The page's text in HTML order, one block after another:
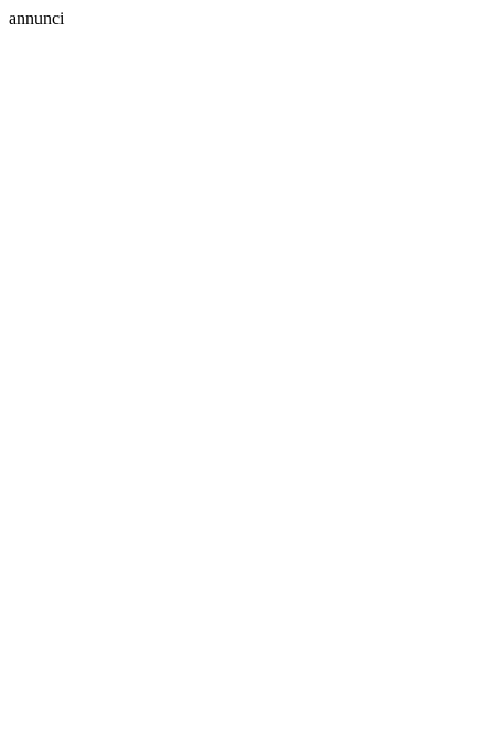
annunci